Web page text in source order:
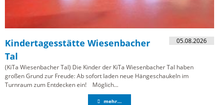
05.08.2026
Kindertagesstätte Wiesenbacher
Tal
(KiTa Wiesenbacher Tal) Die Kinder der KiTa Wiesenbacher Tal haben
großen Grund zur Freude: Ab sofort laden neue Hängeschaukeln im
Turnraum zum Entdecken ein! Möglich...
mehr...